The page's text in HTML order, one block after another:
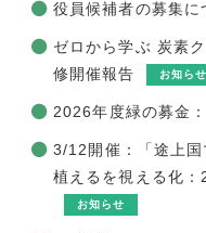
役員候補者の募集に
ゼロから学ぶ 炭素
修開催報告
お知らせ
2026年度緑の募金
3/12開催：「途上
植えるを視える化：
お知らせ